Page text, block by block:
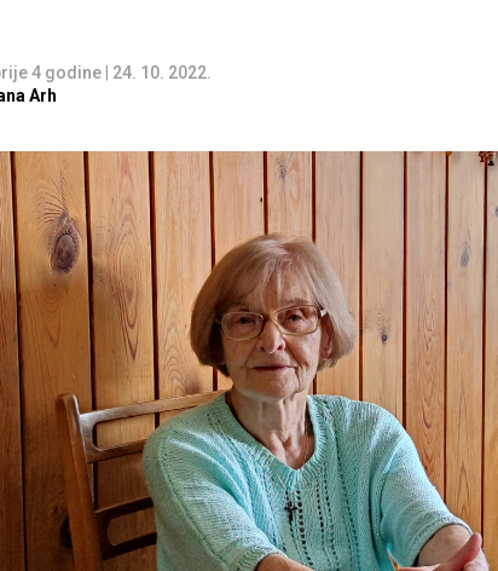
4 godine
24. 10. 2022.
Arh